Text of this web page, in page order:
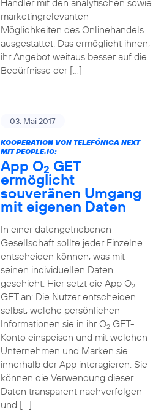
Händler mit den analytischen sowie
marketingrelevanten
Möglichkeiten des Onlinehandels
ausgestattet. Das ermöglicht ihnen,
ihr Angebot weitaus besser auf die
Bedürfnisse der […]
03. Mai 2017
KOOPERATION VON TELEFÓNICA NEXT
MIT PEOPLE.IO:
App O2 GET
ermöglicht
souveränen Umgang
mit eigenen Daten
In einer datengetriebenen
Gesellschaft sollte jeder Einzelne
entscheiden können, was mit
seinen individuellen Daten
geschieht. Hier setzt die App O2
GET an: Die Nutzer entscheiden
selbst, welche persönlichen
Informationen sie in ihr O2GET-
Konto einspeisen und mit welchen
Unternehmen und Marken sie
innerhalb der App interagieren. Sie
können die Verwendung dieser
Daten transparent nachverfolgen
und […]